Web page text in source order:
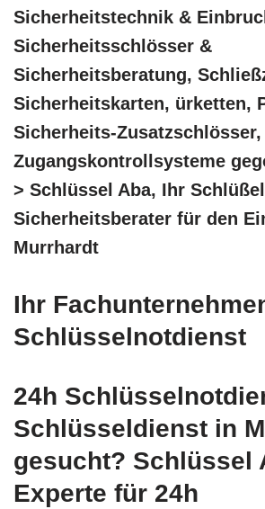
Sicherheitstechnik &
Sicherheitsschlösser &
Sicherheitsberatung,
Sicherheitskarten, ürketten,
Sicherheits-
Zugangskontrollsysteme
> Schlüssel Aba, Ihr
Sicherheitsberater für den
Murrhardt
Ihr
Schlüsselnotdienst
24h
Schlüsseldienst in
gesucht? Schlüssel
Experte für 24h